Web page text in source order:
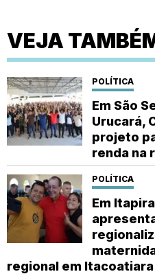
VEJA
POLÍTICA
Em São
Urucará,
projeto
renda na
POLÍTICA
Em
regional em Itacoatiara